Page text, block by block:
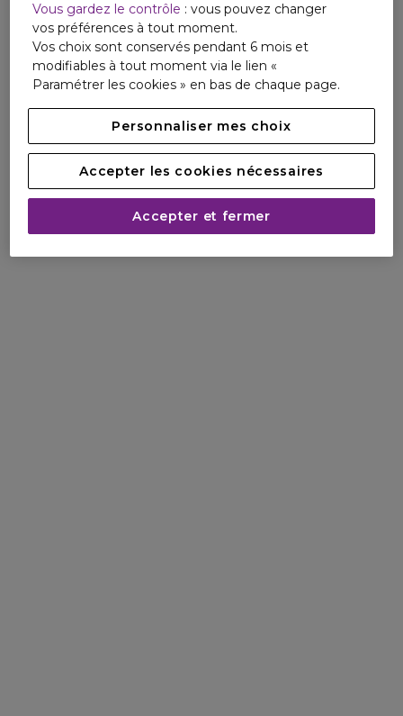
Vous gardez le contrôle : vous pouvez changer
vos préférences à tout moment.
Vos choix sont conservés pendant 6 mois et
modifiables à tout moment via le lien «
Paramétrer les cookies » en bas de chaque page.
Personnaliser mes choix
Accepter les cookies nécessaires
Accepter et fermer